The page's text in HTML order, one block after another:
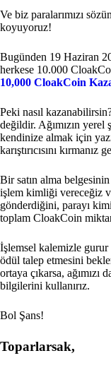
Ve biz paralarımızı
koyuyoruz!
Bugünden 19 Haziran
herkese 10.000
10,000 CloakCoin
Peki nasıl
değildir. Ağımızın
kendinize almak için
karıştırıcısını kırmanız
Bir satın alma
işlem kimliği vereceğiz
gönderdiğini, parayı
toplam CloakCoin
İşlemsel kalemizle
ödül talep etmesini
ortaya çıkarsa, ağımızı
bilgilerini kullanırız.
Bol Şans!
Toparlarsak,